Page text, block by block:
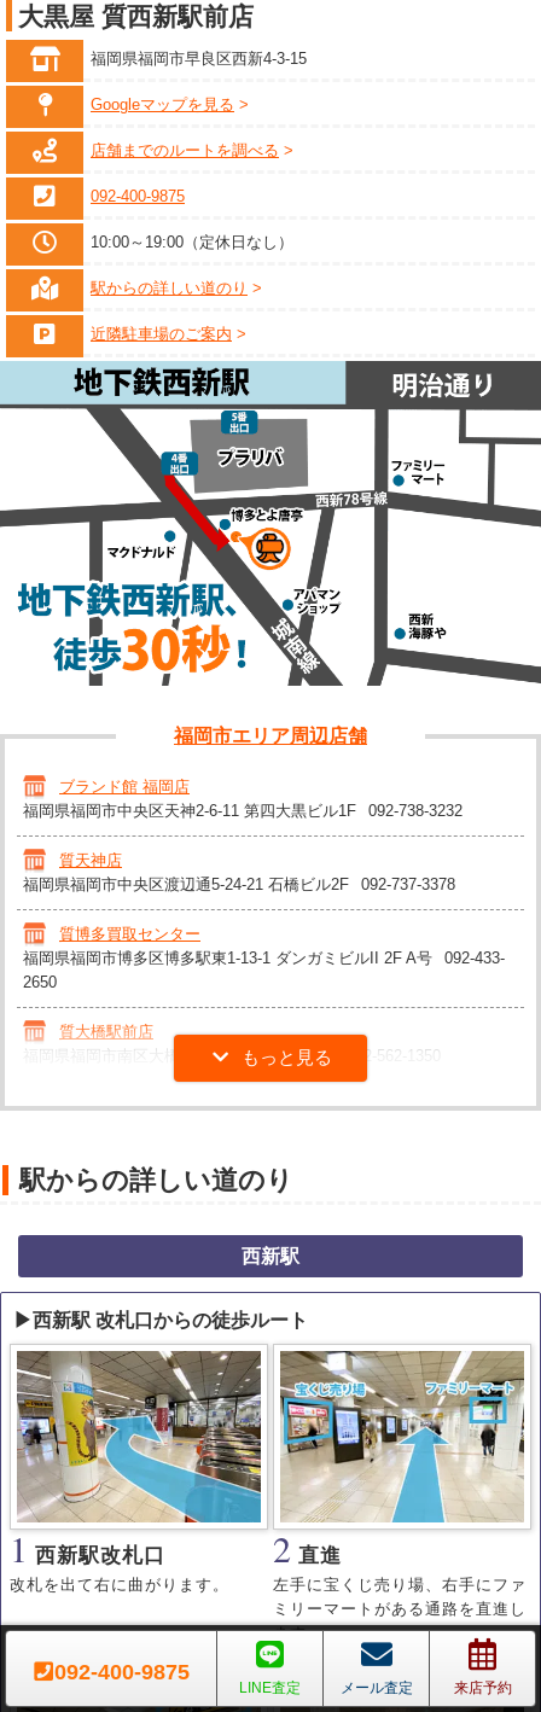
大黒屋 質西新駅前店
福岡県福岡市早良区西新4-3-15
Googleマップを見る
店舗までのルートを調べる
092-400-9875
10:00～19:00（定休日なし）
駅からの詳しい道のり
近隣駐車場のご案内
福岡市エリア周辺店舗
ブランド館 福岡店
福岡県福岡市中央区天神2-6-11 第四大黒ビル1F
092-738-3232
質天神店
福岡県福岡市中央区渡辺通5-24-21 石橋ビル2F
092-737-3378
質博多買取センター
福岡県福岡市博多区博多駅東1-13-1 ダンガミビルII 2F A号
092-433-
2650
質大橋駅前店
福岡県福岡市南区大橋2-13-13 OIビル鬼倉1F
092-562-1350
駅からの詳しい道のり
西新駅
▶西新駅 改札口からの徒歩ルート
1 西新駅改札口
改札を出て右に曲がります。
2 直進
左手に宝くじ売り場、右手にファ
ミリーマートがある通路を直進し
ます。
092-400-9875
LINE査定 メール査定 来店予約